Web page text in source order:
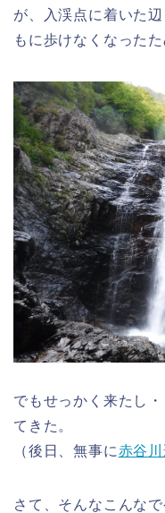
が、入渓点に着いた
もに歩けなくなった
でもせっかく来たし
てきた。
（後日、無事に赤谷
さて、そんなこんな